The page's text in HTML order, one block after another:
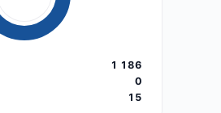
1 186
0
15